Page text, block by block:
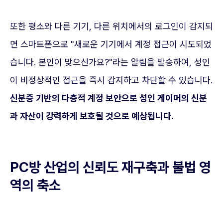
또한 평소와 다른 기기, 다른 위치에서의 로그인이 감지되
면 스마트폰으로 "새로운 기기에서 계정 접근이 시도되었
습니다. 본인이 맞으신가요?"라는 알림을 발송하여, 성인
이 비정상적인 접근을 즉시 감지하고 차단할 수 있습니다.
신분증 기반의 다층적 계정 보안으로 성인 게이머의 신분
과 자산이 강력하게 보호될 것으로 예상됩니다.
PC방 산업의 신뢰도 재구축과 불법 영
역의 축소